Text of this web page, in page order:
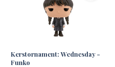
Kerstornament: Wednesday -
Funko